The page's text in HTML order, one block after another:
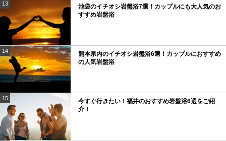
13
池袋のイチオシ岩盤浴7選！カップルにも大人気のお
すすめ岩盤浴
14
熊本県内のイチオシ岩盤浴6選！カップルにおすすめ
の人気岩盤浴
15
今すぐ行きたい！福井のおすすめ岩盤浴6選をご紹
介！